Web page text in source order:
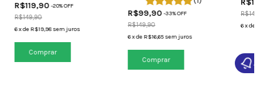
R$119,90-20% OFF
R$149,90
6xdeR$19,98sem juros
R$99,90-33% OFF
R$149,90
6xdeR$16,65 sem juros
Comprar
6xde